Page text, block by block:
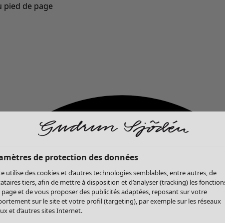
pied de page
de protection des données
utilise des cookies et d’autres technologies semblables, entre autres, de
tiers, afin de mettre à disposition et d’analyser (tracking) les
et de vous proposer des publicités adaptées, reposant sur votre
sur le site et votre profil (targeting), par exemple sur les réseaux
et d’autres sites Internet.